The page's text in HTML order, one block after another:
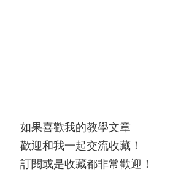
如果喜歡我的教學文章
歡迎和我一起交流收藏！
訂閱或是收藏都非常歡迎！